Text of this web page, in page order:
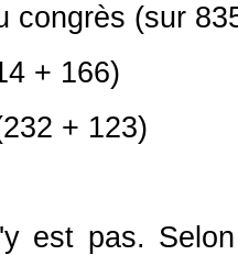
congrès (sur
+ 166)
+ 123)
est pas.